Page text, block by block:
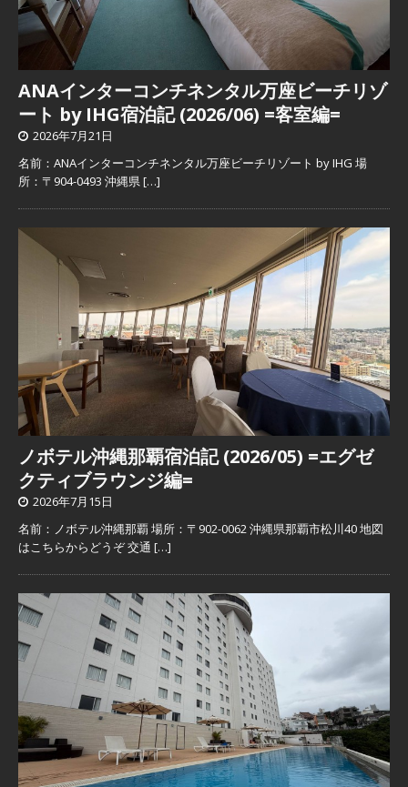
ANAインターコンチネンタル万座ビーチリゾ
ート by IHG宿泊記 (2026/06) =客室編=
2026年7月21日
名前：ANAインターコンチネンタル万座ビーチリゾート by IHG 場
所：〒904-0493 沖縄県[…]
ノボテル沖縄那覇宿泊記 (2026/05) =エグゼ
クティブラウンジ編=
2026年7月15日
名前：ノボテル沖縄那覇 場所：〒902-0062 沖縄県那覇市松川40 地図
はこちらからどうぞ 交通 […]